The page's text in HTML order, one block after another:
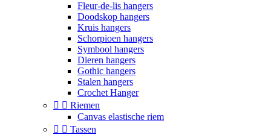
Fleur-de-lis hangers
Doodskop hangers
Kruis hangers
Schorpioen hangers
Symbool hangers
Dieren hangers
Gothic hangers
Stalen hangers
Crochet Hanger
  Riemen
Canvas elastische riem
  Tassen